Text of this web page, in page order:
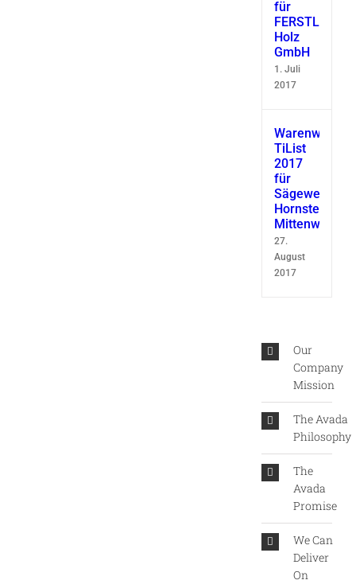
für
FERSTL
Holz
GmbH
1. Juli
2017
TiList
2017
für
Sägewerk
Hornsteiner
Mittenwald
27.
August
2017
Our
Company
Mission
The Avada
Philosophy
The
Avada
Promise
We Can
Deliver
On